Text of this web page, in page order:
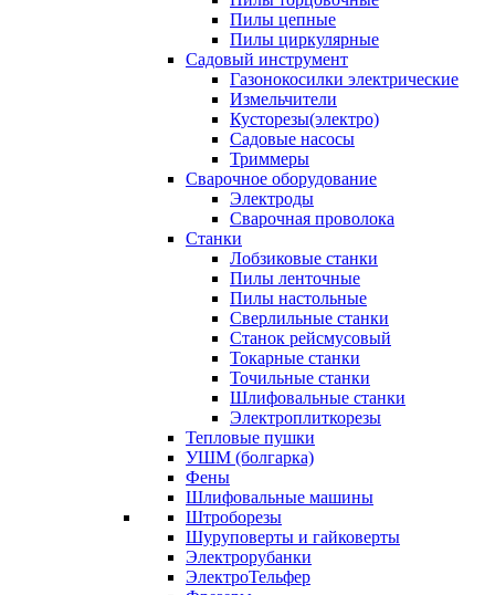
Пилы цепные
Пилы циркулярные
Садовый инструмент
Газонокосилки электрические
Измельчители
Кусторезы(электро)
Садовые насосы
Триммеры
Сварочное оборудование
Электроды
Сварочная проволока
Станки
Лобзиковые станки
Пилы ленточные
Пилы настольные
Сверлильные станки
Станок рейсмусовый
Токарные станки
Точильные станки
Шлифовальные станки
Электроплиткорезы
Тепловые пушки
УШМ (болгарка)
Фены
Шлифовальные машины
Штроборезы
Шуруповерты и гайковерты
Электрорубанки
ЭлектроТельфер